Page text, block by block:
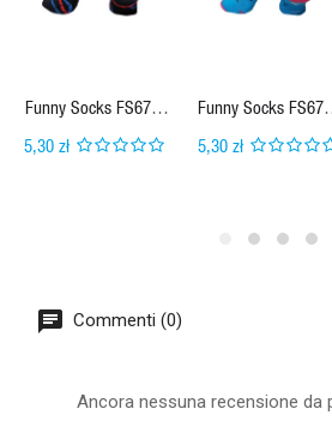
wzmocnienia na pięcie.
Kolory:
Mix kolorów
Funny Socks FS671-
125 Wiśnia
5,30 zł
Funny Socks FS671-
125 Wiśnia
5,30 zł
Commenti (0)
Ancora nessuna recensione da